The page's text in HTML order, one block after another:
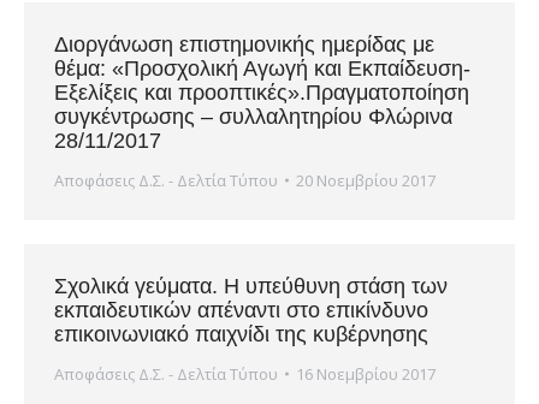
Διοργάνωση επιστημονικής ημερίδας με
θέμα: «Προσχολική Αγωγή και Εκπαίδευση-
Εξελίξεις και προοπτικές».Πραγματοποίηση
συγκέντρωσης – συλλαλητηρίου Φλώρινα
28/11/2017
Αποφάσεις Δ.Σ. - Δελτία Τύπου 20 Νοεμβρίου 2017
Σχολικά γεύματα. Η υπεύθυνη στάση των
εκπαιδευτικών απέναντι στο επικίνδυνο
επικοινωνιακό παιχνίδι της κυβέρνησης
Αποφάσεις Δ.Σ. - Δελτία Τύπου 16 Νοεμβρίου 2017